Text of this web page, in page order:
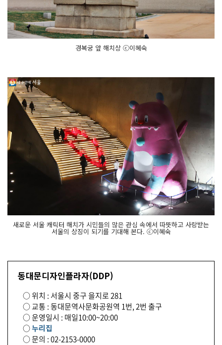
경복궁 앞 해치상 ⓒ이혜숙
새로운 서울 캐릭터 해치가 시민들의 많은 관심 속에서 따뜻하고 사랑받는
서울의 상징이 되기를 기대해 본다. ⓒ이혜숙
동대문디자인플라자(DDP)
○ 위치 : 서울시 중구 을지로 281
○ 교통 : 동대문역사문화공원역 1번, 2번 출구
○ 운영일시 : 매일10:00~20:00
○누리집
○ 문의 : 02-2153-0000